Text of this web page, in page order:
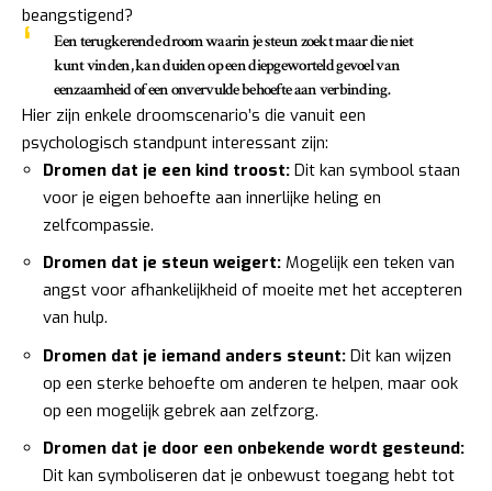
beangstigend?
Een terugkerende droom waarin je steun zoekt maar die niet
kunt vinden, kan duiden op een diepgeworteld gevoel van
eenzaamheid of een onvervulde behoefte aan verbinding.
Hier zijn enkele droomscenario’s die vanuit een
psychologisch standpunt interessant zijn:
Dromen dat je een kind troost: Dit kan symbool staan
voor je eigen behoefte aan innerlijke heling en
zelfcompassie.
Dromen dat je steun weigert: Mogelijk een teken van
angst voor afhankelijkheid of moeite met het accepteren
van hulp.
Dromen dat je iemand anders steunt: Dit kan wijzen
op een sterke behoefte om anderen te helpen, maar ook
op een mogelijk gebrek aan zelfzorg.
Dromen dat je door een onbekende wordt gesteund:
Dit kan symboliseren dat je onbewust toegang hebt tot